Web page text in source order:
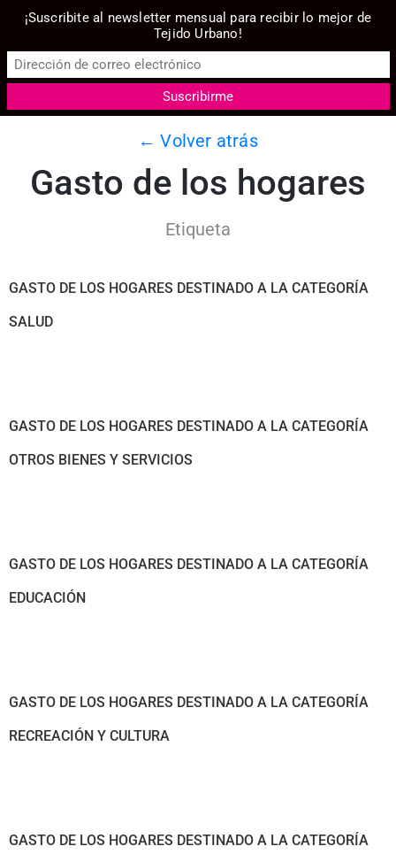
← Volver atrás
Gasto de los hogares
Etiqueta
GASTO DE LOS HOGARES DESTINADO A LA CATEGORÍA
SALUD
GASTO DE LOS HOGARES DESTINADO A LA CATEGORÍA
OTROS BIENES Y SERVICIOS
GASTO DE LOS HOGARES DESTINADO A LA CATEGORÍA
EDUCACIÓN
GASTO DE LOS HOGARES DESTINADO A LA CATEGORÍA
RECREACIÓN Y CULTURA
GASTO DE LOS HOGARES DESTINADO A LA CATEGORÍA
¡Suscribite al newsletter mensual para recibir lo mejor de
Tejido Urbano!